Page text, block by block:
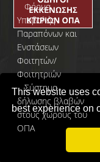
This website uses
best experience on
Φόρμα
Yποβολής
Παραπόνων και
Ενστάσεων
Φοιτητών/
Φοιτητριών
>Σύστημα
δήλωσης βλαβών
στους χώρους του
ΟΠΑ